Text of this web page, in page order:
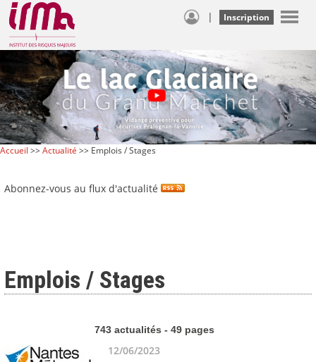
| Inscription
Accueil >>Actualité >> Emplois / Stages
Abonnez-vous au flux d'actualité
Emplois / Stages
743 actualités - 49 pages
12/06/2023